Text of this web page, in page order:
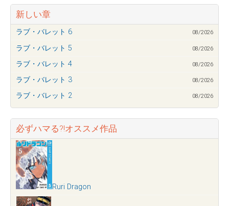
新しい章
ラブ・バレット 6 08/2026
ラブ・バレット 5 08/2026
ラブ・バレット 4 08/2026
ラブ・バレット 3 08/2026
ラブ・バレット 2 08/2026
必ずハマる?!オススメ作品
Ruri Dragon